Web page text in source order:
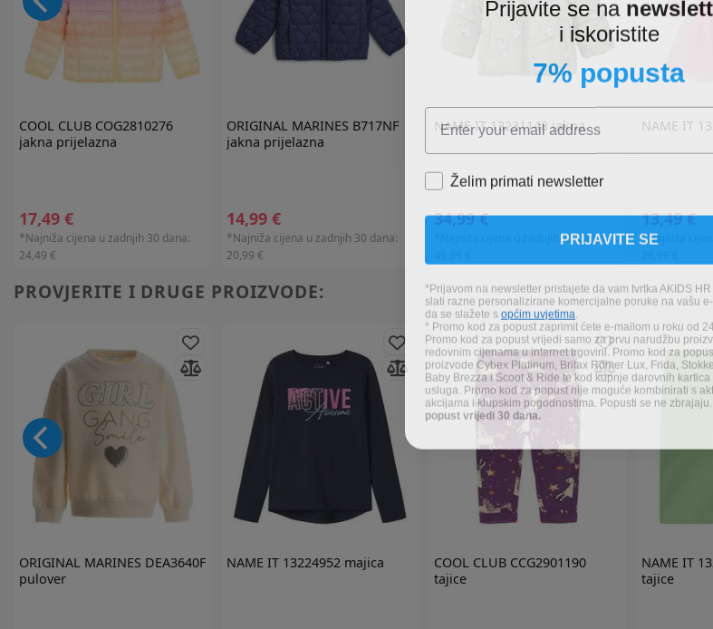
COOL CLUBCOG2810276
jakna prijelazna
17,49 €
*Najniža cijena u zadnjih 30 dana:
24,49 €
ORIGINAL MARINES B717NF
jakna prijelazna
14,99 €
*Najniža cijena u zadnjih 30 dana:
20,99 €
NAME IT13231148 jakna
34,99 €
*Najniža cijena u zadnjih 30 dana:
NAME IT
13,49 €
*Najniža
PROVJERITE I DRUGE PROIZVODE:
ORIGINAL MARINES DEA3640F
pulover
NAME IT13224952 majica COOL CLUBCCG2901190
tajice
NAME IT
tajice
i iskoristite
7% popusta
Želim primati newsletter
PRIJAVITE SE
*Prijavom na newsletter pristajete da vam tvrtka AKIDS HR
slati razne personalizirane komercijalne poruke na vašu e-
da se slažete sopćim uvjetima.
* Promo kod za popust zaprimit ćete e-mailom u roku od
Promo kod za popust vrijedi samo za prvu narudžbu
redovnim cijenama u internet trgovini. Promo kod za
proizvode Cybex Platinum, Britax Römer Lux, Frida,
Baby Brezza i Scoot & Ride te kod kupnje darovnih kartica
usluga. Promo kod za popust nije moguće kombinirati s
akcijama i klupskim pogodnostima. Popusti se ne zbrajaju.
popust vrijedi 30 dana.